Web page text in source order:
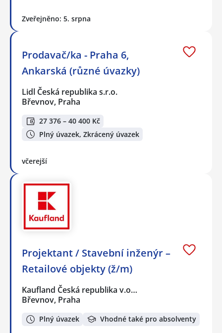
Zveřejněno: 5. srpna
Prodavač/ka - Praha 6,
Ankarská (různé úvazky)
Lidl Česká republika s.r.o.
Břevnov, Praha
27 376 – 40 400 Kč
Plný úvazek, Zkrácený úvazek
včerejší
Projektant / Stavební inženýr –
Retailové objekty (ž/m)
Kaufland Česká republika v.o…
Břevnov, Praha
Plný úvazek Vhodné také pro absolventy